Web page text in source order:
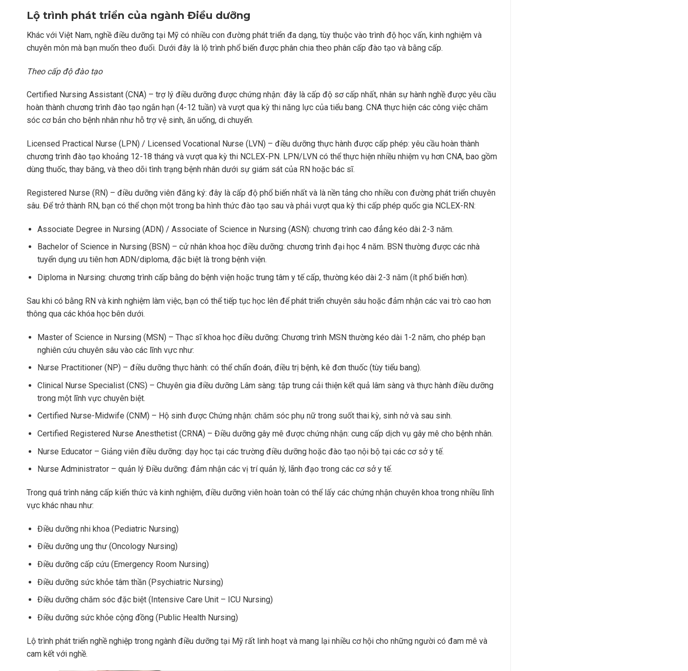
Lộ trình phát triển của ngành Điều dưỡng
Khác với Việt Nam, nghề điều dưỡng tại Mỹ có nhiều con đường phát triển đa dạng, tùy thuộc vào trình độ học vấn, kinh nghiệm và
chuyên môn mà bạn muốn theo đuổi. Dưới đây là lộ trình phổ biến được phân chia theo phân cấp đào tạo và bằng cấp.
Theo cấp độ đào tạo
Certified Nursing Assistant (CNA) – trợ lý điều dưỡng được chứng nhận: đây là cấp độ sơ cấp nhất, nhân sự hành nghề được yêu cầu
hoàn thành chương trình đào tạo ngắn hạn (4-12 tuần) và vượt qua kỳ thi năng lực của tiểu bang. CNA thực hiện các công việc chăm
sóc cơ bản cho bệnh nhân như hỗ trợ vệ sinh, ăn uống, di chuyển.
Licensed Practical Nurse (LPN) / Licensed Vocational Nurse (LVN) – điều dưỡng thực hành được cấp phép: yêu cầu hoàn thành
chương trình đào tạo khoảng 12-18 tháng và vượt qua kỳ thi NCLEX-PN. LPN/LVN có thể thực hiện nhiều nhiệm vụ hơn CNA, bao gồm
dùng thuốc, thay băng, và theo dõi tình trạng bệnh nhân dưới sự giám sát của RN hoặc bác sĩ.
Registered Nurse (RN) – điều dưỡng viên đăng ký: đây là cấp độ phổ biến nhất và là nền tảng cho nhiều con đường phát triển chuyên
sâu. Để trở thành RN, bạn có thể chọn một trong ba hình thức đào tạo sau và phải vượt qua kỳ thi cấp phép quốc gia NCLEX-RN:
Associate Degree in Nursing (ADN) / Associate of Science in Nursing (ASN): chương trình cao đẳng kéo dài 2-3 năm.
Bachelor of Science in Nursing (BSN) – cử nhân khoa học điều dưỡng: chương trình đại học 4 năm. BSN thường được các nhà
tuyển dụng ưu tiên hơn ADN/diploma, đặc biệt là trong bệnh viện.
Diploma in Nursing: chương trình cấp bằng do bệnh viện hoặc trung tâm y tế cấp, thường kéo dài 2-3 năm (ít phổ biến hơn).
Sau khi có bằng RN và kinh nghiệm làm việc, bạn có thể tiếp tục học lên để phát triển chuyên sâu hoặc đảm nhận các vai trò cao hơn
thông qua các khóa học bên dưới.
Master of Science in Nursing (MSN) – Thạc sĩ khoa học điều dưỡng: Chương trình MSN thường kéo dài 1-2 năm, cho phép bạn
nghiên cứu chuyên sâu vào các lĩnh vực như:
Nurse Practitioner (NP) – điều dưỡng thực hành: có thể chẩn đoán, điều trị bệnh, kê đơn thuốc (tùy tiểu bang).
Clinical Nurse Specialist (CNS) – Chuyên gia điều dưỡng Lâm sàng: tập trung cải thiện kết quả lâm sàng và thực hành điều dưỡng
trong một lĩnh vực chuyên biệt.
Certified Nurse-Midwife (CNM) – Hộ sinh được Chứng nhận: chăm sóc phụ nữ trong suốt thai kỳ, sinh nở và sau sinh.
Certified Registered Nurse Anesthetist (CRNA) – Điều dưỡng gây mê được chứng nhận: cung cấp dịch vụ gây mê cho bệnh nhân.
Nurse Educator – Giảng viên điều dưỡng: dạy học tại các trường điều dưỡng hoặc đào tạo nội bộ tại các cơ sở y tế.
Nurse Administrator – quản lý Điều dưỡng: đảm nhận các vị trí quản lý, lãnh đạo trong các cơ sở y tế.
Trong quá trình nâng cấp kiến thức và kinh nghiệm, điều dưỡng viên hoàn toàn có thể lấy các chứng nhận chuyên khoa trong nhiều lĩnh
vực khác nhau như:
Điều dưỡng nhi khoa (Pediatric Nursing)
Điều dưỡng ung thư (Oncology Nursing)
Điều dưỡng cấp cứu (Emergency Room Nursing)
Điều dưỡng sức khỏe tâm thần (Psychiatric Nursing)
Điều dưỡng chăm sóc đặc biệt (Intensive Care Unit – ICU Nursing)
Điều dưỡng sức khỏe cộng đồng (Public Health Nursing)
Lộ trình phát triển nghề nghiệp trong ngành điều dưỡng tại Mỹ rất linh hoạt và mang lại nhiều cơ hội cho những người có đam mê và
cam kết với nghề.